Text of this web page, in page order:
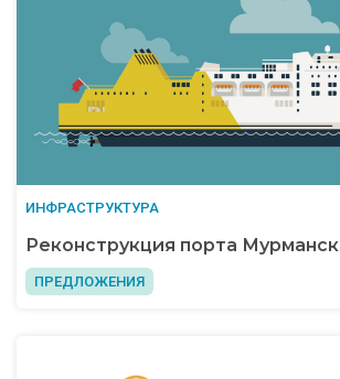
ИНФРАСТРУКТУРА
Реконструкция порта Мурманск
ПРЕДЛОЖЕНИЯ